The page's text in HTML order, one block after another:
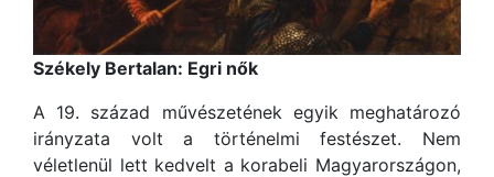
Székely Bertalan: Egri nők
A 19. század művészetének egyik meghatározó
irányzata volt a történelmi festészet. Nem
véletlenül lett kedvelt a korabeli Magyarországon,